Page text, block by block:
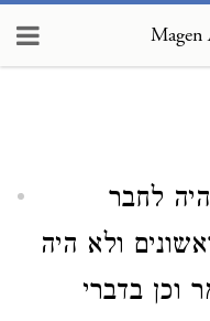
לחבר
ולא היה
וכן בדברי